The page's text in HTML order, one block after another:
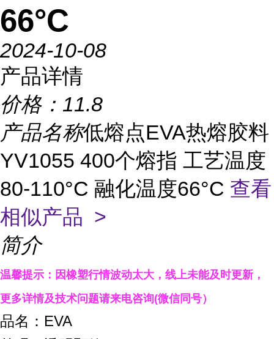
66°C
2024-10-08
产品详情
价格： 11.8
产品名称低熔点EVA热熔胶料
YV1055 400个熔指 工艺温度
80-110°C 融化温度66°C 查看
相似产品 >
简介
温馨提示：因橡塑行情波动太大，线上未能及时更新，
更多详情及技术问题请来电咨询(微信同号）
品名：EVA